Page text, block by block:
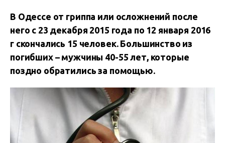
В Одессе от гриппа или осложнений после
него с 23 декабря 2015 года по 12 января 2016
г скончались 15 человек. Большинство из
погибших – мужчины 40-55 лет, которые
поздно обратились за помощью.